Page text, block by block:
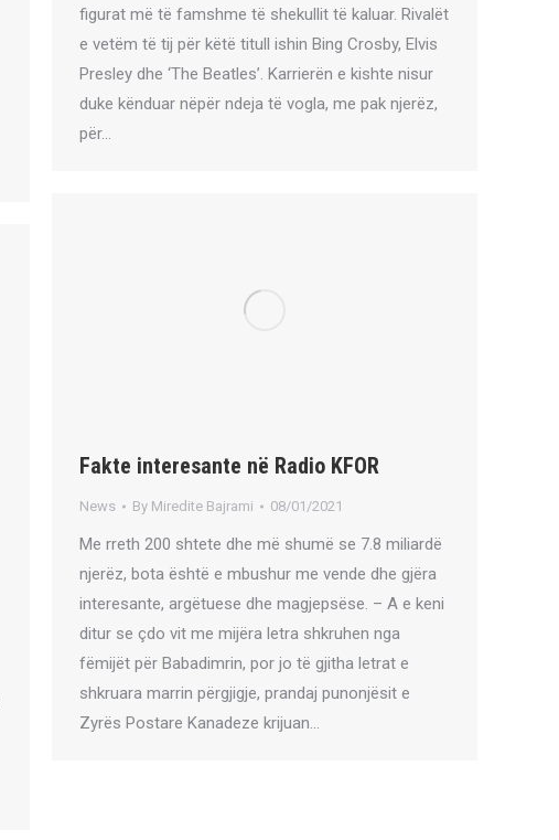
figurat më të famshme të shekullit të kaluar. Rivalët
e vetëm të tij për këtë titull ishin Bing Crosby, Elvis
Presley dhe ‘The Beatles’. Karrierën e kishte nisur
duke kënduar nëpër ndeja të vogla, me pak njerëz,
për…
Fakte interesante në Radio KFOR
News By Miredite Bajrami 08/01/2021
Me rreth 200 shtete dhe më shumë se 7.8 miliardë
njerëz, bota është e mbushur me vende dhe gjëra
interesante, argëtuese dhe magjepsëse. – A e keni
ditur se çdo vit me mijëra letra shkruhen nga
fëmijët për Babadimrin, por jo të gjitha letrat e
shkruara marrin përgjigje, prandaj punonjësit e
Zyrës Postare Kanadeze krijuan…